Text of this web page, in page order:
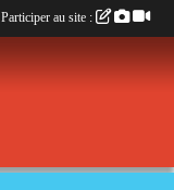
Participer au site :